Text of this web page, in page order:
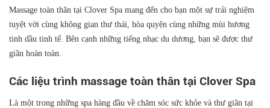
Massage toàn thân tại Clover Spa mang đến cho bạn một sự trải nghiệm
tuyệt vời cùng không gian thư thái, hòa quyện cùng những mùi hương
tinh dầu tinh tế. Bên cạnh những tiếng nhạc du dương, bạn sẽ được thư
giãn hoàn toàn.
Các liệu trình massage toàn thân tại Clover Spa
Là một trong những spa hàng đầu về chăm sóc sức khỏe và thư giãn tại